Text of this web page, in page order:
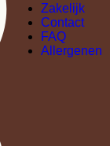
Zakelijk
Contact
FAQ
Allergenen